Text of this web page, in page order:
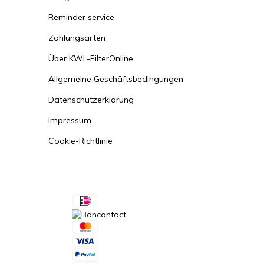
Reminder service
Zahlungsarten
Über KWL-FilterOnline
Allgemeine Geschäftsbedingungen
Datenschutzerklärung
Impressum
Cookie-Richtlinie